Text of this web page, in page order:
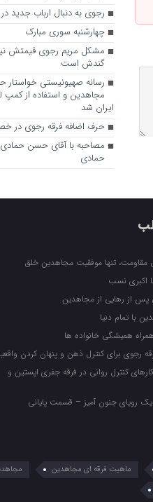
رجوی به دنبال ارباب جدید
چهارشنبه سوری مبارک
مشکل مریم رجوی قیمتش
گندش است
رسانه صهیونیستی خواستار
مجاهدین و استفاده از کمپ
ایران شد
حرف اضافه فرقه رجوی در
مصاحبه با آقای حسن
حمادی
مقاومت، تنها موفقیت مجاهدین خلق
اکبری نسب
پس از رهایی از مجاهدین
با تمام دنیا
همیشگی خانواده ها
فرقه رجوی برای کنترل ذهن و پنهان کردن
کنترل روانی در فرقه جفری اپستین و
رویای جنون آمیز – قسمت پایانی
ماهیت فرقه ای مجاهدین